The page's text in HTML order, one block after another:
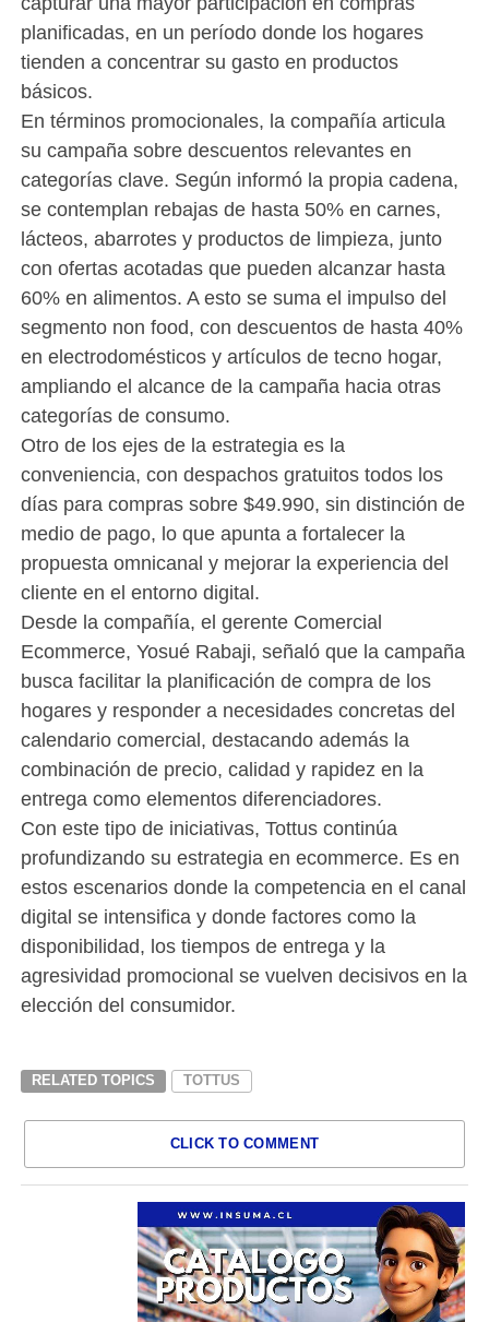
planificadas, en un período donde los hogares
tienden a concentrar su gasto en productos
básicos.
En términos promocionales, la compañía articula
su campaña sobre descuentos relevantes en
categorías clave. Según informó la propia cadena,
se contemplan rebajas de hasta 50% en carnes,
lácteos, abarrotes y productos de limpieza, junto
con ofertas acotadas que pueden alcanzar hasta
60% en alimentos. A esto se suma el impulso del
segmento non food, con descuentos de hasta 40%
en electrodomésticos y artículos de tecno hogar,
ampliando el alcance de la campaña hacia otras
categorías de consumo.
Otro de los ejes de la estrategia es la
conveniencia, con despachos gratuitos todos los
días para compras sobre $49.990, sin distinción de
medio de pago, lo que apunta a fortalecer la
propuesta omnicanal y mejorar la experiencia del
cliente en el entorno digital.
Desde la compañía, el gerente Comercial
Ecommerce, Yosué Rabaji, señaló que la campaña
busca facilitar la planificación de compra de los
hogares y responder a necesidades concretas del
calendario comercial, destacando además la
combinación de precio, calidad y rapidez en la
entrega como elementos diferenciadores.
Con este tipo de iniciativas, Tottus continúa
profundizando su estrategia en ecommerce. Es en
estos escenarios donde la competencia en el canal
digital se intensifica y donde factores como la
disponibilidad, los tiempos de entrega y la
agresividad promocional se vuelven decisivos en la
elección del consumidor.
RELATED TOPICS TOTTUS
CLICK TO COMMENT